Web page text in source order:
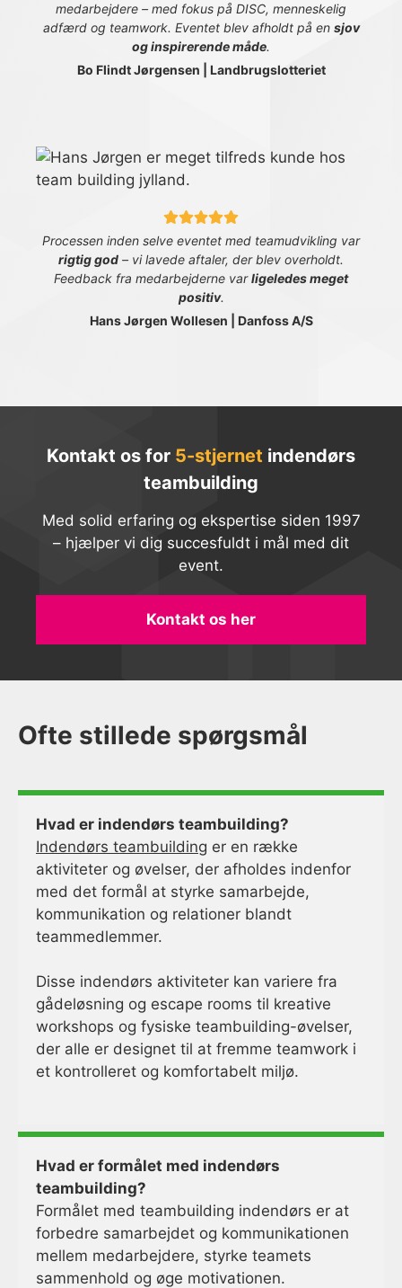
medarbejdere – med fokus på DISC, menneskelig
adfærd og teamwork. Eventet blev afholdt på en sjov
og inspirerende måde.
Bo Flindt Jørgensen | Landbrugslotteriet
Processen inden selve eventet med teamudvikling var
rigtig god – vi lavede aftaler, der blev overholdt.
Feedback fra medarbejderne varligeledes meget
positiv.
Hans Jørgen Wollesen | Danfoss A/S
Kontakt os for 5-stjernet indendørs
teambuilding
Med solid erfaring og ekspertise siden 1997
– hjælper vi dig succesfuldt i mål med dit
event.
Kontakt os her
Ofte stillede spørgsmål
Hvad er indendørs teambuilding?
Indendørs teambuilding er en række
aktiviteter og øvelser, der afholdes indenfor
med det formål at styrke samarbejde,
kommunikation og relationer blandt
teammedlemmer.
Disse indendørs aktiviteter kan variere fra
gådeløsning og escape rooms til kreative
workshops og fysiske teambuilding-øvelser,
der alle er designet til at fremme teamwork i
et kontrolleret og komfortabelt miljø.
Hvad er formålet med indendørs
teambuilding?
Formålet med teambuilding indendørs er at
forbedre samarbejdet og kommunikationen
mellem medarbejdere, styrke teamets
sammenhold og øge motivationen.